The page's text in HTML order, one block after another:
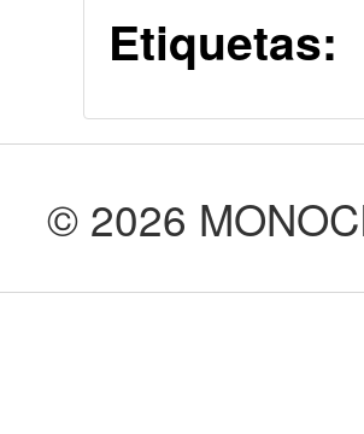
Etiquetas:
© 2026